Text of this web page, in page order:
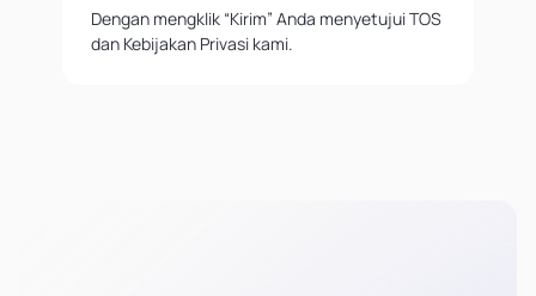
Dengan mengklik “Kirim” Anda menyetujui TOS
dan Kebijakan Privasi kami.